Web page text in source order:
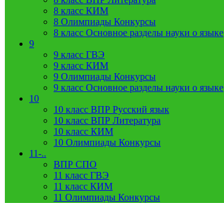
8 класс КИМ
8 Олимпиады Конкурсы
8 класс Основное разделы науки о языке
9
9 класс ГВЭ
9 класс КИМ
9 Олимпиады Конкурсы
9 класс Основное разделы науки о языке
10
10 класс ВПР Русский язык
10 класс ВПР Литература
10 класс КИМ
10 Олимпиады Конкурсы
11-..
ВПР СПО
11 класс ГВЭ
11 класс КИМ
11 Олимпиады Конкурсы